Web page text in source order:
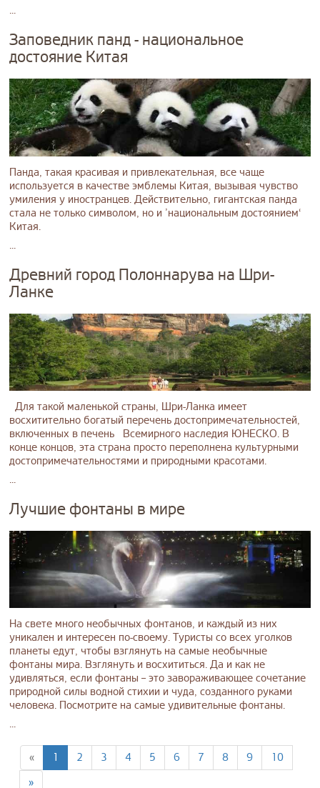
...
Заповедник панд - национальное
достояние Китая
Панда, такая красивая и привлекательная, все чаще
используется в качестве эмблемы Китая, вызывая чувство
умиления у иностранцев. Действительно, гигантская панда
стала не только символом, но и ’национальным достоянием‘
Китая.
...
Древний город Полоннарува на Шри-
Ланке
Для такой маленькой страны, Шри-Ланка имеет
восхитительно богатый перечень достопримечательностей,
включенных в печень Всемирного наследия ЮНЕСКО. В
конце концов, эта страна просто переполнена культурными
достопримечательностями и природными красотами.
...
Лучшие фонтаны в мире
На свете много необычных фонтанов, и каждый из них
уникален и интересен по-своему. Туристы со всех уголков
планеты едут, чтобы взглянуть на самые необычные
фонтаны мира. Взглянуть и восхититься. Да и как не
удивляться, если фонтаны – это завораживающее сочетание
природной силы водной стихии и чуда, созданного руками
человека. Посмотрите на самые удивительные фонтаны.
...
« 1 2 3 4 5 6 7 8 9
10
»